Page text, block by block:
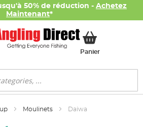
50% de réduction - Achetez
Maintenant*
PanierMon panier
Moulinets Daiwa